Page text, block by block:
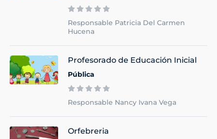
Responsable Patricia Del Carmen
Hucena
Profesorado de Educación Inicial
Pública
Responsable Nancy Ivana Vega
Orfebreria